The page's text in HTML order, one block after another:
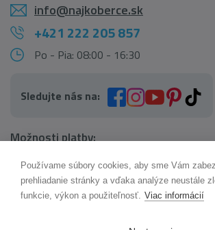
info@najkoberce.sk
+421 222 205 857
Po - Pia: 08:00 - 16:30
Sledujte nás na:
Možnosti platby:
Používame súbory cookies, aby sme Vám
prehliadanie stránky a vďaka analýze neustále
funkcie, výkon a použiteľnosť. Viac informácií
AI pomocník Maxík
Online